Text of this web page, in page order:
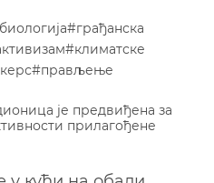
биологија#грађанска
#климатске
#прављење
је предвиђена за
прилагођене